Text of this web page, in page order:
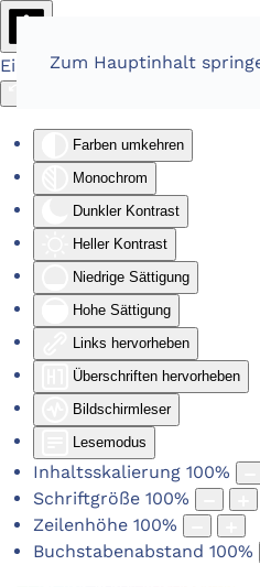
Eingabehilfen öffnen
Farben umkehren
Monochrom
Dunkler Kontrast
Heller Kontrast
Niedrige Sättigung
Hohe Sättigung
Links hervorheben
Überschriften hervorheben
Bildschirmleser
Lesemodus
Inhaltsskalierung 100%
Schriftgröße 100%
Zeilenhöhe 100%
Buchstabenabstand 100%
Zum Hauptinhalt